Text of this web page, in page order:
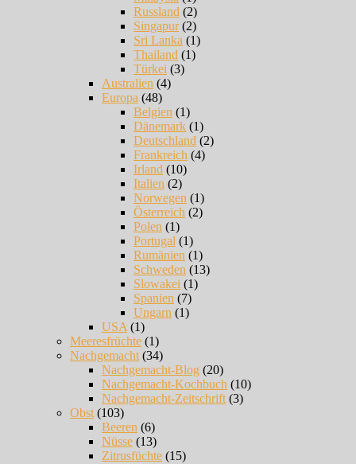
Russland (2)
Singapur(2)
Sri Lanka (1)
Thailand (1)
Türkei (3)
Australien (4)
Europa (48)
Belgien (1)
Dänemark (1)
Deutschland (2)
Frankreich (4)
Irland (10)
Italien (2)
Norwegen (1)
Österreich (2)
Polen (1)
Portugal (1)
Rumänien (1)
Schweden (13)
Slowakei (1)
Spanien (7)
Ungarn (1)
USA (1)
Meeresfrüchte (1)
Nachgemacht (34)
Nachgemacht-Blog (20)
Nachgemacht-Kochbuch (10)
Nachgemacht-Zeitschrift (3)
Obst (103)
Beeren (6)
Nüsse (13)
Zitrusfüchte (15)